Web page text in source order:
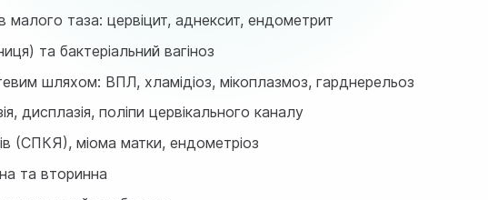
малого таза: цервіцит, аднексит, ендометрит
та бактеріальний вагіноз
шляхом: ВПЛ, хламідіоз, мікоплазмоз, гарднерельоз
дисплазія, поліпи цервікального каналу
(СПКЯ), міома матки, ендометріоз
та вторинна